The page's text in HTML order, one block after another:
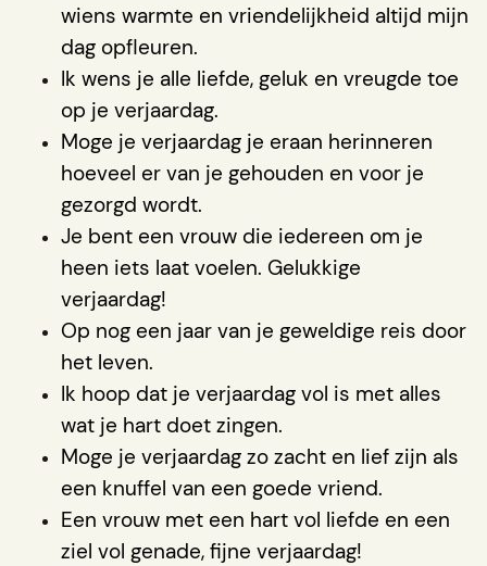
wiens warmte en vriendelijkheid altijd mijn
dag opfleuren.
Ik wens je alle liefde, geluk en vreugde toe
op je verjaardag.
Moge je verjaardag je eraan herinneren
hoeveel er van je gehouden en voor je
gezorgd wordt.
Je bent een vrouw die iedereen om je
heen iets laat voelen. Gelukkige
verjaardag!
Op nog een jaar van je geweldige reis door
het leven.
Ik hoop dat je verjaardag vol is met alles
wat je hart doet zingen.
Moge je verjaardag zo zacht en lief zijn als
een knuffel van een goede vriend.
Een vrouw met een hart vol liefde en een
ziel vol genade, fijne verjaardag!